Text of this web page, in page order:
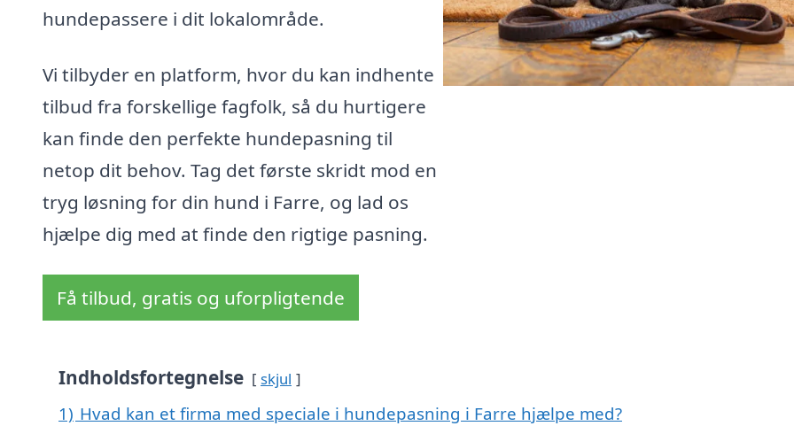
hundepassere i dit lokalområde.
Vi tilbyder en platform, hvor du kan indhente
tilbud fra forskellige fagfolk, så du hurtigere
kan finde den perfekte hundepasning til
netop dit behov. Tag det første skridt mod en
tryg løsning for din hund i Farre, og lad os
hjælpe dig med at finde den rigtige pasning.
Få tilbud, gratis og uforpligtende
Indholdsfortegnelse skjul
1) Hvad kan et firma med speciale i hundepasning i Farre hjælpe med?